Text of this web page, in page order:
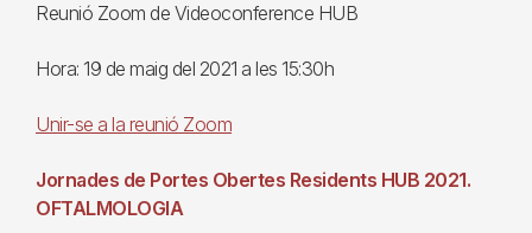
Reunió Zoom de Videoconference HUB
Hora: 19 de maig del 2021 a les 15:30h
Unir-se a la reunió Zoom
Jornades de Portes Obertes Residents HUB 2021.
OFTALMOLOGIA